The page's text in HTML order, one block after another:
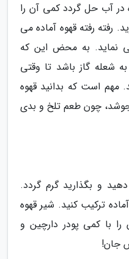
در آب حل گردد کمی آن را
رفته رفته قهوه آماده می
نماید. به محض این که
شعله گاز باشد تا وقتی
مهم است که بدانید قهوه
چون طعم تلخ و بدی
و بگذارید گرم گردد.
ترکیب کنید. شیر قهوه
با کمی پودر دارچین و
جان!